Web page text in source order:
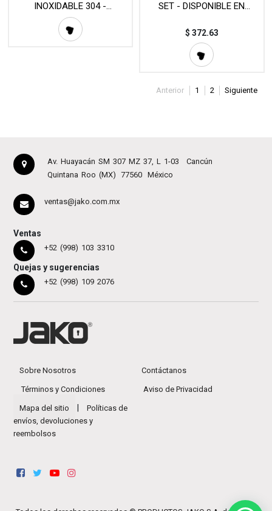
INOXIDABLE 304 -
DISPONIBLE EN
DIFERENTES MEDIDAS -
SET - DISPONIBLE EN
MOD. VS-863
$ 372.63
Anterior 1 2 Siguiente
Av. Huayacán SM 307 MZ 37, L 1-03
Cancún
Quintana Roo (MX)
77560 México
ventas@jako.com.mx
Ventas
+52 (998) 103 3310
Quejas y sugerencias
+52 (998) 109 2076
Sobre Nosotros Contáctanos
Términos y Condiciones Aviso de Privacidad
Mapa del sitio
Políticas de
envíos, devoluciones y
reembolsos